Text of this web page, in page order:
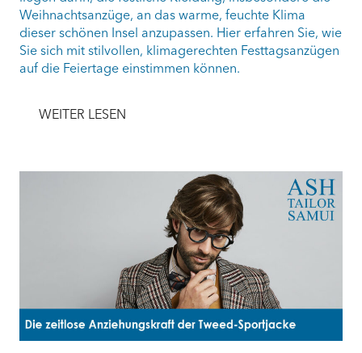
Weihnachtsanzüge, an das warme, feuchte Klima
dieser schönen Insel anzupassen. Hier erfahren Sie, wie
Sie sich mit stilvollen, klimagerechten Festtagsanzügen
auf die Feiertage einstimmen können.
WEITER LESEN